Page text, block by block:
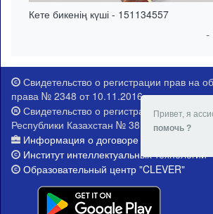
Кете бикенің күші - 151134557
-
Свидетельство о регистрации прав на
права № 2348 от 10.11.2016 г.
Свидетельство о регистрации
Республики Казахстан № 381-Е от
Информация о договоре публичной
Институт интеллектуальных технологий
Образовательный центр "CLEVER"
Привет, я
помочь ?